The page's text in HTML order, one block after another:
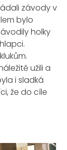
závody v
bylo
holky
užili a
i sladká
že do cíle